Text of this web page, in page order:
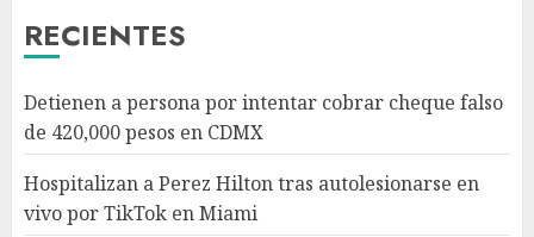
RECIENTES
Detienen a persona por intentar cobrar cheque falso
de 420,000 pesos en CDMX
Hospitalizan a Perez Hilton tras autolesionarse en
vivo por TikTok en Miami
4
Sectores obrero y empresarial
piden al IMSS nuevo hospital
en Guanajuato
AGOSTO 6, 2026